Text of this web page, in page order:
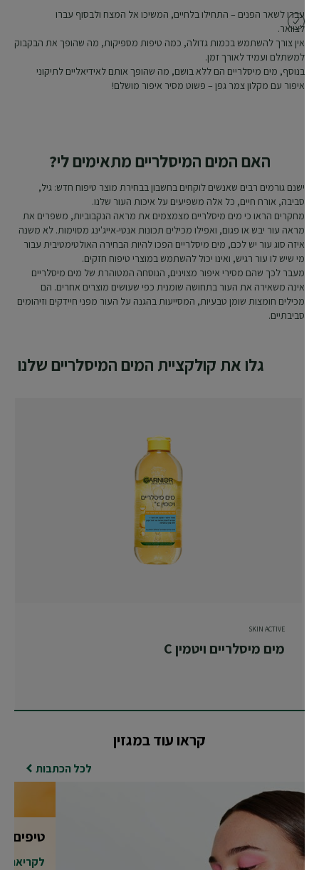
עברו לשאר הפנים – התחילו בלחיים, המשיכו אל המצח ולבסוף עברו
לצוואר.
אין צורך להשתמש בכמות גדולה, כמה טיפות מספיקות, מה שהופך את הבקבוק
למשתלם ועמיד לאורך זמן.
בנוסף, מים מיסלריים הם ללא בושם, מה שהופך אותם לאידיאליים לתיקוני
איפור עם מקלון צמר גפן – פשוט מסיר איפור מושלם!
האם המים המיסלריים מתאימים לי?
ישנם גורמים רבים שאנשים לוקחים בחשבון בבחירת מוצר טיפוח חדש: גיל,
סביבה, אורח חיים, כל אלה משפיעים על איכות העור שלנו.
מחקרים הראו כי מים מיסלריים מצמצמים את מראה הנקבוביות, משפרים את
מראה עור יבש או פגום, ואפילו מכילים תכונות אנטי-אייג'ינג מסוימות. לא משנה
איזה סוג עור יש לכם, מים מיסלריים הפכו להיות הבחירה האולטימטיבית עבור
מי שיש לו עור רגיש, ואינו יכול להשתמש במוצרי טיפוח חזקים.
מעבר לכך שהם מסירי איפור מצוינים, הנוסחה המטוהרת של מים מיסלריים
אינה משאירה את העור בתחושה שומנית כפי שעושים מוצרים אחרים. הם
מכילים חומצות שומן טבעיות, המסייעות בהגנה על העור מפני חיידקים וזיהומים
סביבתיים.
גלו את קולקציית המים המיסלריים שלנו
SKIN ACTIVE
מים מיסלריים ויטמין C
קראו עוד במגזין
לכל הכתבות
טיפים
לקריאה